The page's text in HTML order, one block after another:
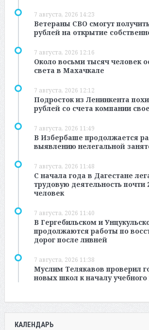
7 августа, 2026 14:23
Ветераны СВО смогут
рублей на открытие
7 августа, 2026 12:16
Около восьми тысяч человек
света в Махачкале
7 августа, 2026 12:12
Подросток из Ленинкента
рублей со счета компании
7 августа, 2026 11:49
В Избербаше продолжается
выявлению нелегальной
7 августа, 2026 11:48
С начала года в Дагестане
трудовую деятельность почти
человек
7 августа, 2026 11:40
В Гергебильском и
продолжаются работы по
дорог после ливней
7 августа, 2026 11:38
Муслим Телякавов проверил
новых школ к началу учебного
КАЛЕНДАРЬ